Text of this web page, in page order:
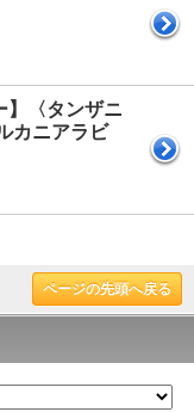
】〈タンザニ
カニアラビ
ページの先頭へ戻る